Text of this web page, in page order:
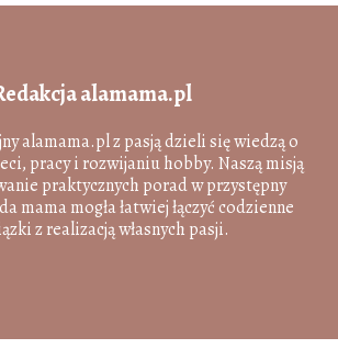
alamama.pl
alamama.pl z pasją dzieli się wiedzą o
pracy i rozwijaniu hobby. Naszą misją
praktycznych porad w przystępny
mama mogła łatwiej łączyć codzienne
z realizacją własnych pasji.